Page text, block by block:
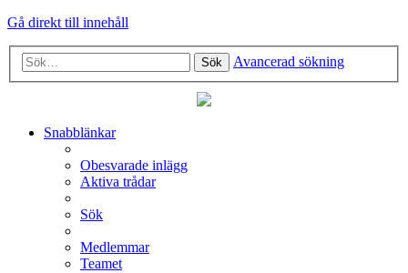
Gå direkt till innehåll
Sök Avancerad sökning
Snabblänkar
Obesvarade inlägg
Aktiva trådar
Sök
Medlemmar
Teamet